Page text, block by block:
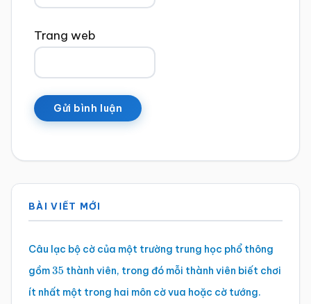
Trang web
Sidebar
chính
BÀI VIẾT MỚI
Câu lạc bộ cờ của một trường trung học phổ thông
gồm35 thành viên, trong đó mỗi thành viên biết chơi
ít nhất một trong hai môn cờ vua hoặc cờ tướng.